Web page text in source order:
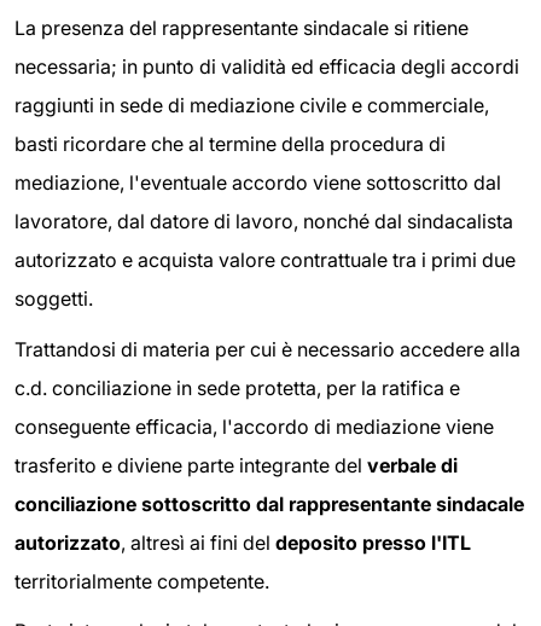
La presenza del rappresentante sindacale si ritiene
necessaria; in punto di validità ed efficacia degli accordi
raggiunti in sede di mediazione civile e commerciale,
basti ricordare che al termine della procedura di
mediazione, l'eventuale accordo viene sottoscritto dal
lavoratore, dal datore di lavoro, nonché dal sindacalista
autorizzato e acquista valore contrattuale tra i primi due
soggetti.
Trattandosi di materia per cui è necessario accedere alla
c.d. conciliazione in sede protetta, per la ratifica e
conseguente efficacia, l'accordo di mediazione viene
trasferito e diviene parte integrante del verbale di
conciliazione sottoscritto dal rappresentante sindacale
autorizzato, altresì ai fini del deposito presso l'ITL
territorialmente competente.